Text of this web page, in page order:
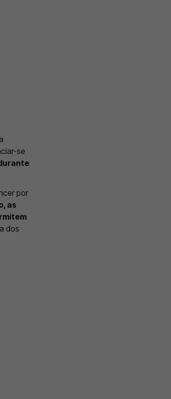
se
por
as
dos